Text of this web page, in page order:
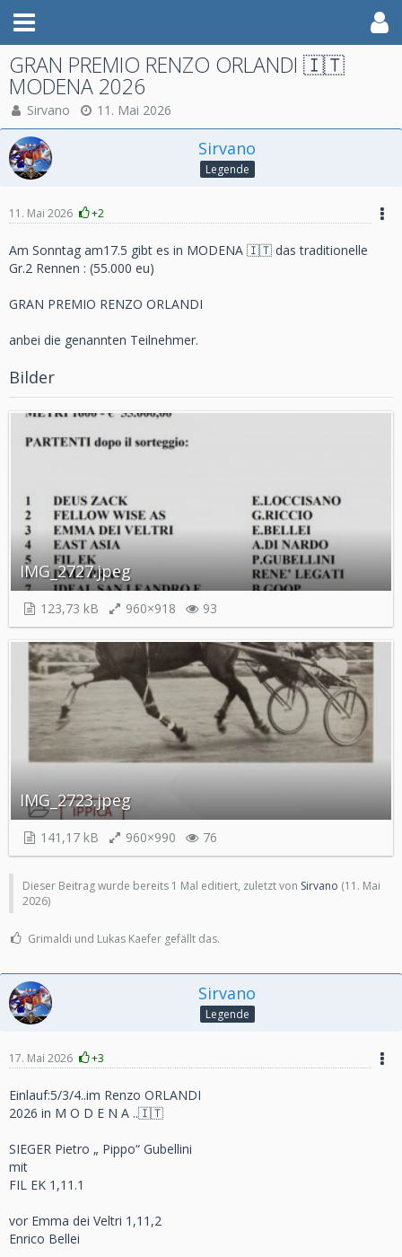
GRAN PREMIO RENZO ORLANDI 🇮🇹
MODENA 2026
Sirvano 11. Mai 2026
Sirvano
Legende
11. Mai 2026 +2
Am Sonntag am17.5 gibt es in MODENA 🇮🇹 das traditionelle
Gr.2 Rennen : (55.000 eu)
GRAN PREMIO RENZO ORLANDI
anbei die genannten Teilnehmer.
Bilder
IMG_2727.jpeg
123,73 kB 960×918 93
IMG_2723.jpeg
141,17 kB 960×990 76
Dieser Beitrag wurde bereits 1 Mal editiert, zuletzt von Sirvano (11. Mai
2026)
Grimaldi und Lukas Kaefer gefällt das.
Sirvano
Legende
17. Mai 2026 +3
Einlauf:5/3/4..im Renzo ORLANDI
2026 in M O D E N A ..🇮🇹
SIEGER Pietro „ Pippo“ Gubellini
mit
FIL EK 1,11.1
vor Emma dei Veltri 1,11,2
Enrico Bellei